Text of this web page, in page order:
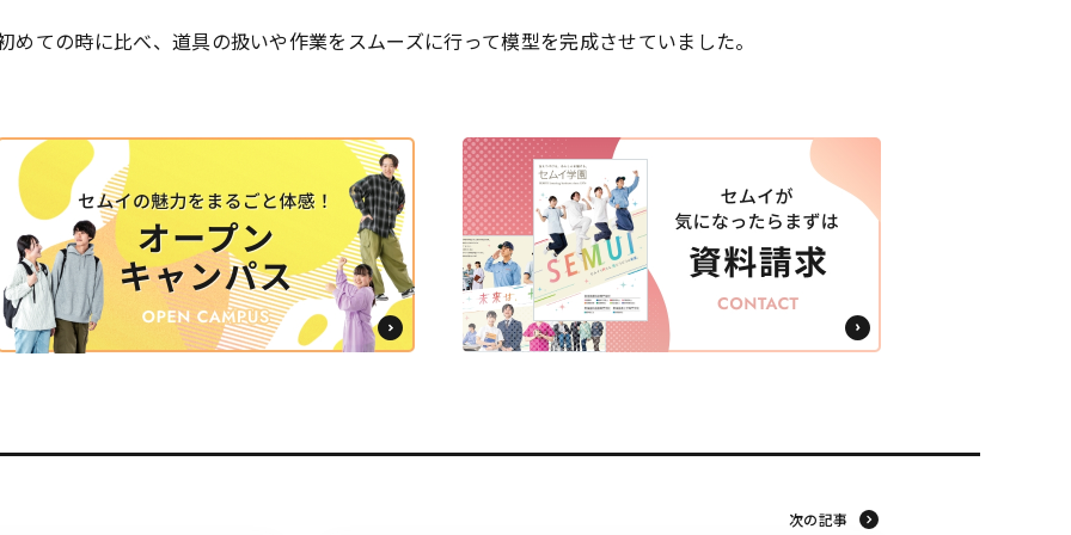
めての時に比べ、道具の扱いや作業をスムーズに行って模型を完成させていました。
次の記事